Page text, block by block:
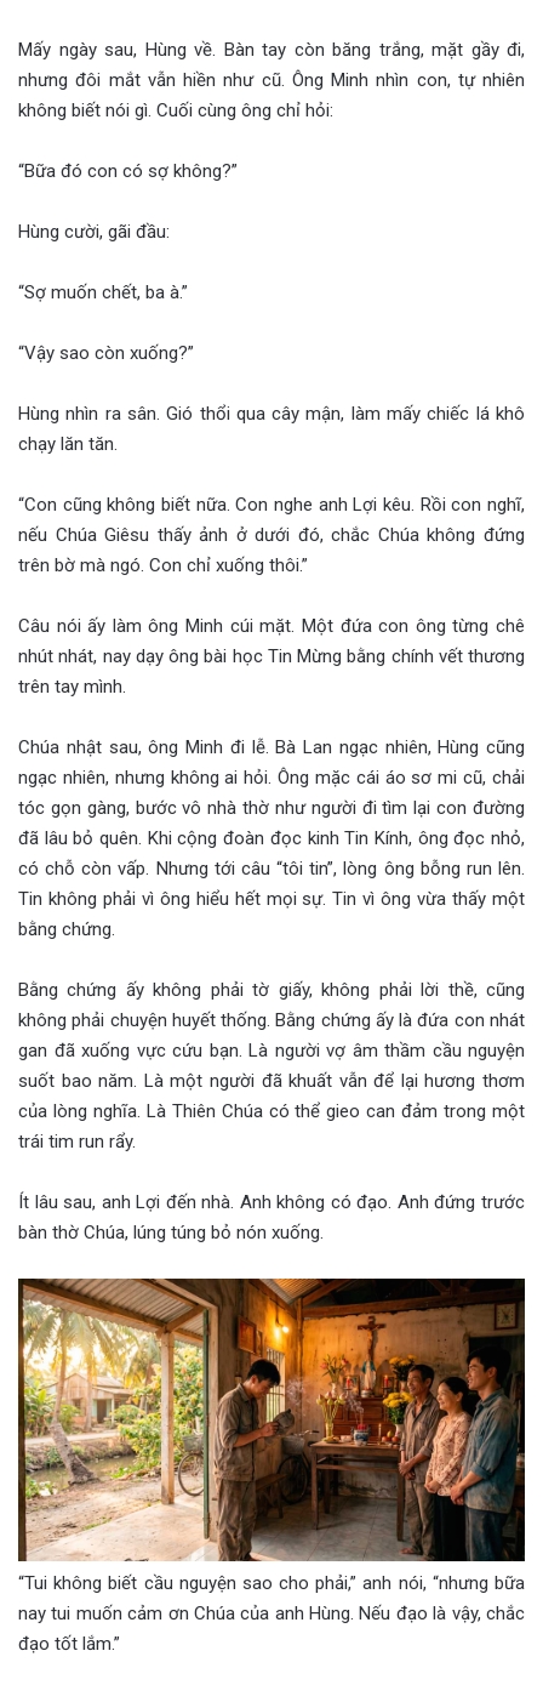
Mấy ngày sau, Hùng về. Bàn tay còn băng trắng, mặt gầy đi,
nhưng đôi mắt vẫn hiền như cũ. Ông Minh nhìn con, tự nhiên
không biết nói gì. Cuối cùng ông chỉ hỏi:
“Bữa đó con có sợ không?”
Hùng cười, gãi đầu:
“Sợ muốn chết, ba à.”
“Vậy sao còn xuống?”
Hùng nhìn ra sân. Gió thổi qua cây mận, làm mấy chiếc lá khô
chạy lăn tăn.
“Con cũng không biết nữa. Con nghe anh Lợi kêu. Rồi con nghĩ,
nếu Chúa Giêsu thấy ảnh ở dưới đó, chắc Chúa không đứng
trên bờ mà ngó. Con chỉ xuống thôi.”
Câu nói ấy làm ông Minh cúi mặt. Một đứa con ông từng chê
nhút nhát, nay dạy ông bài học Tin Mừng bằng chính vết thương
trên tay mình.
Chúa nhật sau, ông Minh đi lễ. Bà Lan ngạc nhiên, Hùng cũng
ngạc nhiên, nhưng không ai hỏi. Ông mặc cái áo sơ mi cũ, chải
tóc gọn gàng, bước vô nhà thờ như người đi tìm lại con đường
đã lâu bỏ quên. Khi cộng đoàn đọc kinh Tin Kính, ông đọc nhỏ,
có chỗ còn vấp. Nhưng tới câu “tôi tin”, lòng ông bỗng run lên.
Tin không phải vì ông hiểu hết mọi sự. Tin vì ông vừa thấy một
bằng chứng.
Bằng chứng ấy không phải tờ giấy, không phải lời thề, cũng
không phải chuyện huyết thống. Bằng chứng ấy là đứa con nhát
gan đã xuống vực cứu bạn. Là người vợ âm thầm cầu nguyện
suốt bao năm. Là một người đã khuất vẫn để lại hương thơm
của lòng nghĩa. Là Thiên Chúa có thể gieo can đảm trong một
trái tim run rẩy.
Ít lâu sau, anh Lợi đến nhà. Anh không có đạo. Anh đứng trước
bàn thờ Chúa, lúng túng bỏ nón xuống.
“Tui không biết cầu nguyện sao cho phải,” anh nói, “nhưng bữa
nay tui muốn cảm ơn Chúa của anh Hùng. Nếu đạo là vậy, chắc
đạo tốt lắm.”